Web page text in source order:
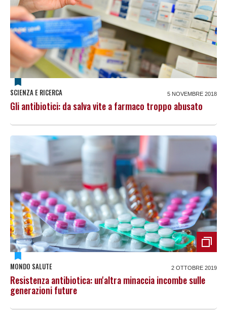
SCIENZA E RICERCA 5 NOVEMBRE 2018
Gli antibiotici: da salva vite a farmaco troppo abusato
MONDO SALUTE 2 OTTOBRE 2019
Resistenza antibiotica: un'altra minaccia incombe sulle
generazioni future